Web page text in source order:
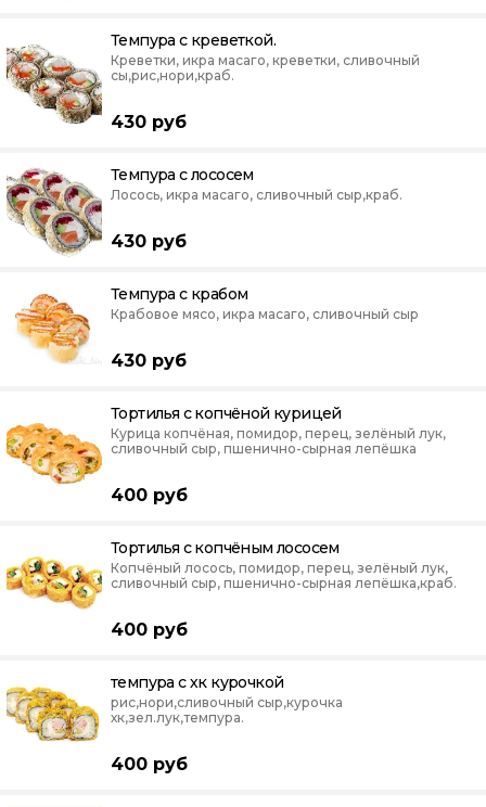
Темпура с креветкой.
Креветки, икра масаго, креветки, сливочный
сы,рис,нори,краб.
430 руб
Темпура с лососем
Лосось, икра масаго, сливочный сыр,краб.
430 руб
Темпура с крабом
Крабовое мясо, икра масаго, сливочный сыр
430 руб
Тортилья с копчёной курицей
Курица копчёная, помидор, перец, зелёный лук,
сливочный сыр, пшенично-сырная лепёшка
400 руб
Тортилья с копчёным лососем
Копчёный лосось, помидор, перец, зелёный лук,
сливочный сыр, пшенично-сырная лепёшка,краб.
400 руб
темпура с хк курочкой
рис,нори,сливочный сыр,курочка
хк,зел.лук,темпура.
400 руб